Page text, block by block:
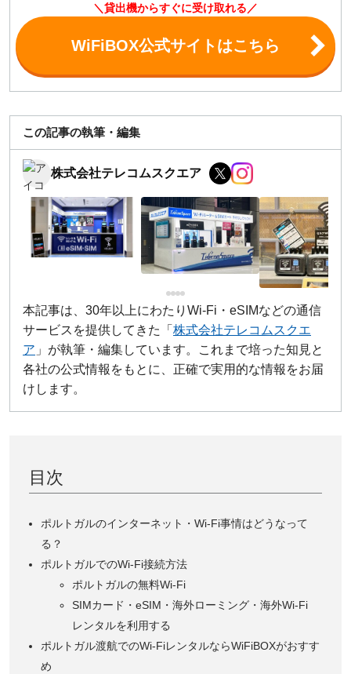
＼貸出機からすぐに受け取れる／
WiFiBOX公式サイトはこちら
この記事の執筆・編集
株式会社テレコムスクエア
本記事は、30年以上にわたりWi-Fi・eSIMなどの通信
サービスを提供してきた「 株式会社テレコムスクエ
ア 」が執筆・編集しています。これまで培った知見と
各社の公式情報をもとに、正確で実用的な情報をお届
けします。
目次
ポルトガルのインターネット・Wi-Fi事情はどうなって
る？
ポルトガルでのWi-Fi接続方法
ポルトガルの無料Wi-Fi
SIMカード・eSIM・海外ローミング・海外Wi-Fi
レンタルを利用する
ポルトガル渡航でのWi-FiレンタルならWiFiBOXがおすす
め